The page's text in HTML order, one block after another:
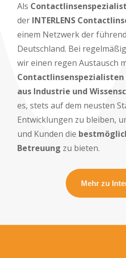
Als
der INTERLENS
einem Netzwerk der
Deutschland. Bei
wir einen regen Austausch
aus Industrie und
es, stets auf dem neusten
Entwicklungen zu bleiben,
und Kunden die
Betreuung zu bieten.
Mehr zu